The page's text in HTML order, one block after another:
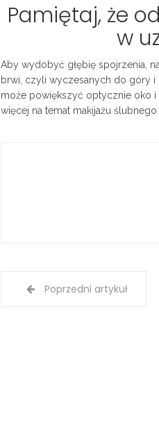
Pamiętaj, że
w
Aby wydobyć głębię spojrzenia,
brwi, czyli wyczesanych do góry i
może powiększyć optycznie oko i
więcej na temat makijażu
Poprzedni artykuł